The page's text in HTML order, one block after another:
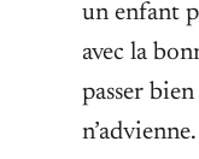
un enfant
avec la
passer
n’advienne.